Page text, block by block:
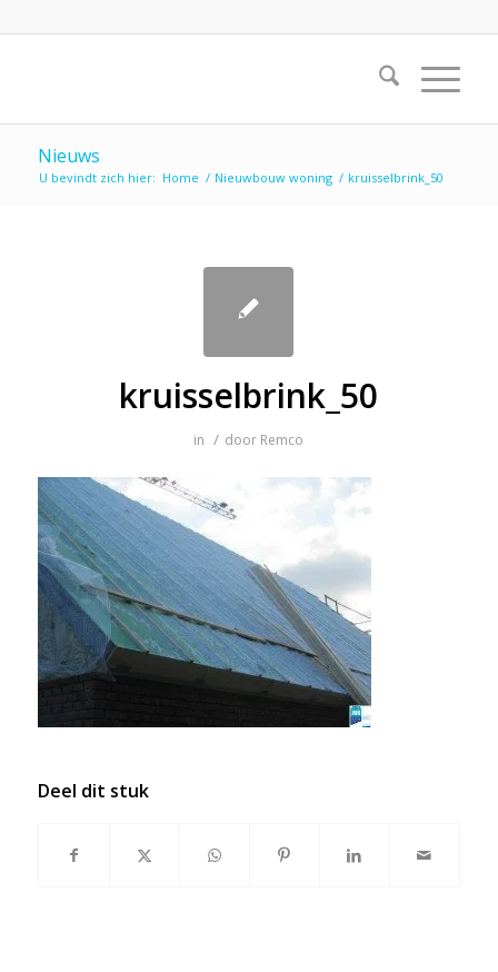
Nieuws
U bevindt zich hier: Home / Nieuwbouw woning / kruisselbrink_50
kruisselbrink_50
in / door Remco
Deel dit stuk